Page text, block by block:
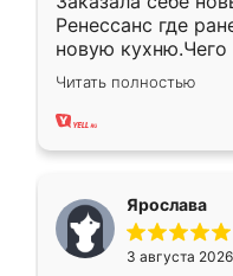
Ренессанс где
новую кухню.Чего
вполне довольна.
два года,
Читать полностью
Ярослава
3 августа 2026